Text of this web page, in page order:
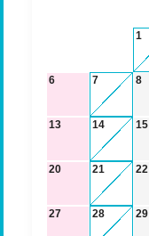
1
6 7 8
13 14 15
20 21 22
27 28 29